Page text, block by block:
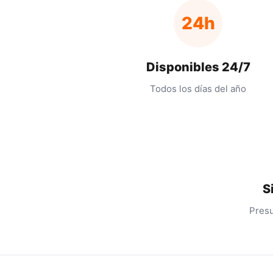
24h
Disponibles 24/7
Todos los días del año